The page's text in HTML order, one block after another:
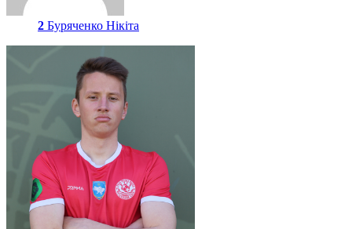
2 Буряченко Нікіта